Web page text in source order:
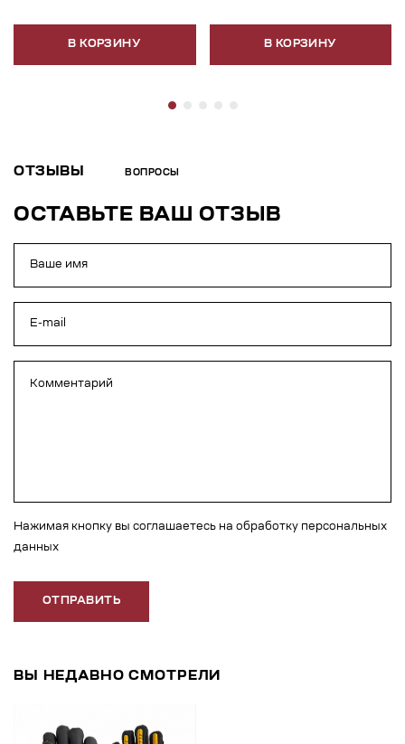
В КОРЗИНУ В КОРЗИНУ
ОТЗЫВЫ ВОПРОСЫ
ОСТАВЬТЕ ВАШ ОТЗЫВ
Нажимая кнопку вы соглашаетесь на обработку персональных
данных
ОТПРАВИТЬ
ВЫ НЕДАВНО СМОТРЕЛИ